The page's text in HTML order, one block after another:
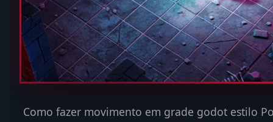
Como fazer movimento em grade godot estilo